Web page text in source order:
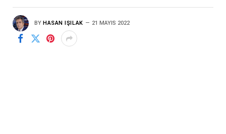
BY HASAN IŞILAK 21 MAYIS 2022